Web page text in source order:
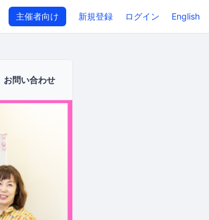
主催者向け 新規登録 ログイン English
お問い合わせ